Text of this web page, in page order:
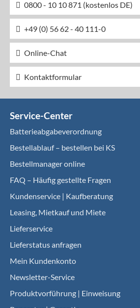
0800 - 10 10 871 (kostenlos DE)
+49 (0) 56 62 - 40 111-0
Online-Chat
Kontaktformular
Service-Center
Batterieabgabeverordnung
Bestellablauf – bestellen bei KS
Bestellmanager online
FAQ – Häufig gestellte Fragen
Kundenservice | Kaufberatung
Leasing, Mietkauf und Miete
Lieferservice
Lieferstatus anfragen
Mein Kundenkonto
Newsletter-Service
Produktvorführung | Einweisung